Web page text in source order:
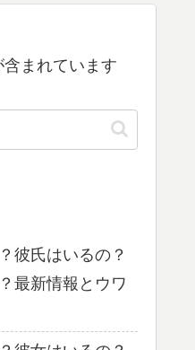
含まれています
彼氏はいるの？
最新情報とウワ